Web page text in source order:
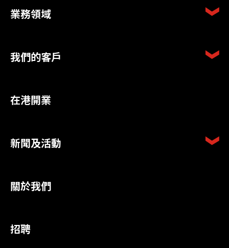
業務領域
我們的客戶
在港開業
新聞及活動
關於我們
招聘